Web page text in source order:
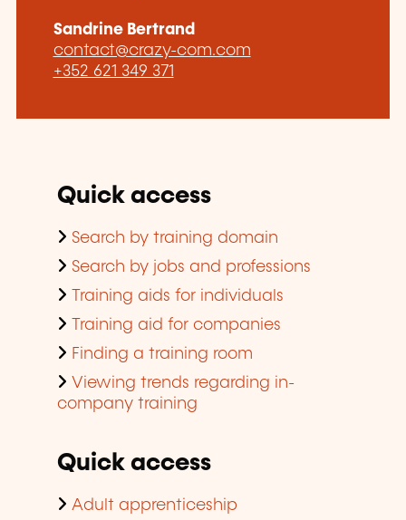
Sandrine Bertrand
contact@crazy-com.com
+352 621 349 371
Quick access
Search by training domain
Search by jobs and professions
Training aids for individuals
Training aid for companies
Finding a training room
Viewing trends regarding in-
company training
Quick access
Adult apprenticeship